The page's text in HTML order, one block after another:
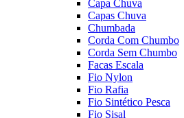
Capa Chuva
Capas Chuva
Chumbada
Corda Com Chumbo
Corda Sem Chumbo
Facas Escala
Fio Nylon
Fio Rafia
Fio Sintético Pesca
Fio Sisal